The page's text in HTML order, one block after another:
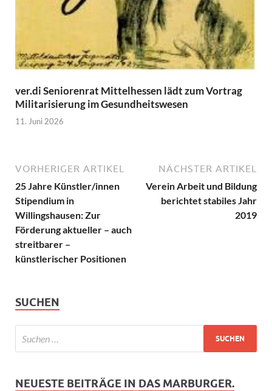
ver.di Seniorenrat Mittelhessen lädt zum Vortrag
Militarisierung im Gesundheitswesen
11. Juni 2026
VORHERIGER ARTIKEL
25 Jahre Künstler/innen
Stipendium in
Willingshausen: Zur
Förderung aktueller – auch
streitbarer –
künstlerischer Positionen
NÄCHSTER ARTIKEL
Verein Arbeit und Bildung
berichtet stabiles Jahr
2019
SUCHEN
NEUESTE BEITRÄGE IN DAS MARBURGER.